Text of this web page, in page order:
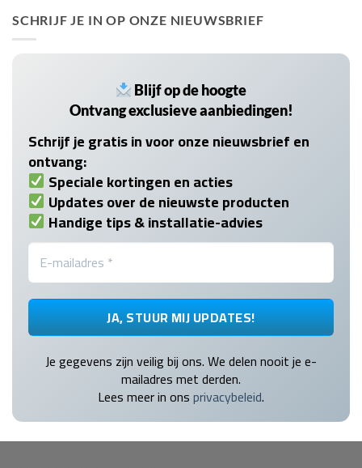
SCHRIJF JE IN OP ONZE NIEUWSBRIEF
Blijf op de hoogte
Ontvang exclusieve aanbiedingen!
Schrijf je gratis in voor onze nieuwsbrief en
ontvang:
Speciale kortingen en acties
Updates over de nieuwste producten
Handige tips & installatie-advies
Je gegevens zijn veilig bij ons. We delen nooit je e-
mailadres met derden.
Lees meer in onsprivacybeleid.